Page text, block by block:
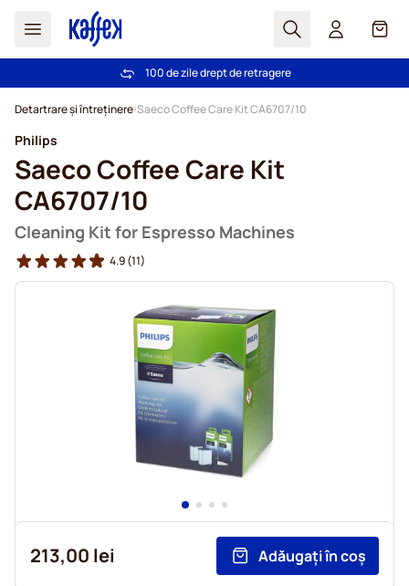
Cautare Coș
Livrare gratuită la comenzi de peste 249,00 Lei
100 de zile drept de retragere
Detartrare și întreținere Saeco Coffee Care Kit CA6707/10
Philips
Saeco Coffee Care Kit
CA6707/10
Cleaning Kit for Espresso Machines
4.9(11)
213,00 lei Adăugați în coș